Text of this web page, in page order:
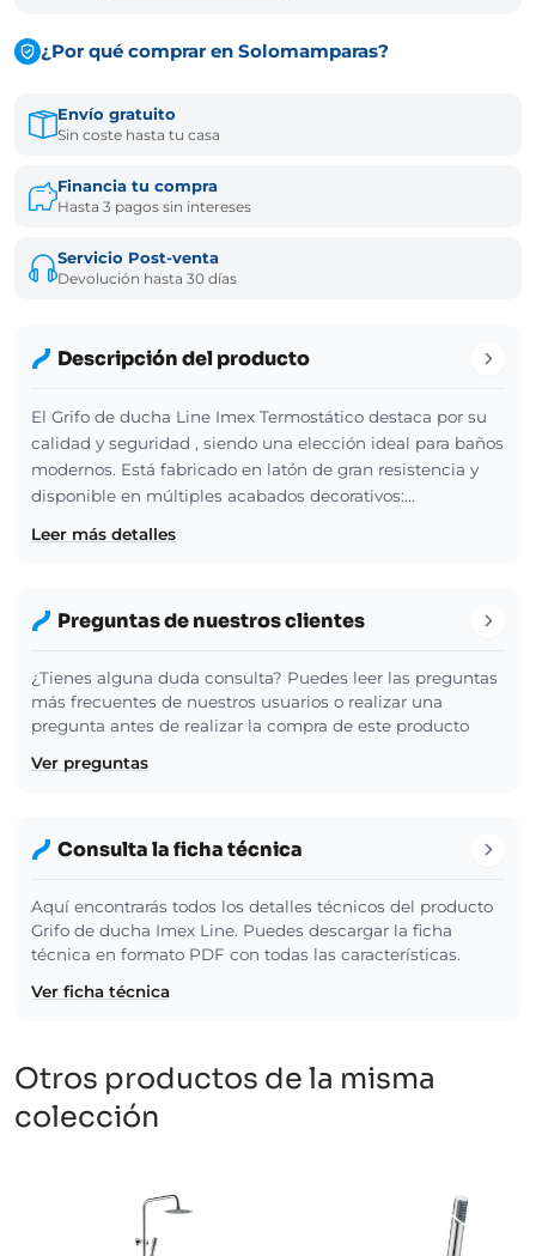
¿Por qué comprar en Solomamparas?
Envío gratuito
Sin coste hasta tu casa
Financia tu compra
Hasta 3 pagos sin intereses
Servicio Post-venta
Devolución hasta 30 días
Descripción del producto
El Grifo de ducha Line Imex Termostático destaca por su
calidad y seguridad , siendo una elección ideal para baños
modernos. Está fabricado en latón de gran resistencia y
disponible en múltiples acabados decorativos:…
Leer más detalles
Preguntas de nuestros clientes
¿Tienes alguna duda consulta? Puedes leer las preguntas
más frecuentes de nuestros usuarios o realizar una
pregunta antes de realizar la compra de este producto
Ver preguntas
Consulta la ficha técnica
Aquí encontrarás todos los detalles técnicos del producto
Grifo de ducha Imex Line. Puedes descargar la ficha
técnica en formato PDF con todas las características.
Ver ficha técnica
Otros productos de la misma
colección